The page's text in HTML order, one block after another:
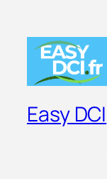
Easy DCI